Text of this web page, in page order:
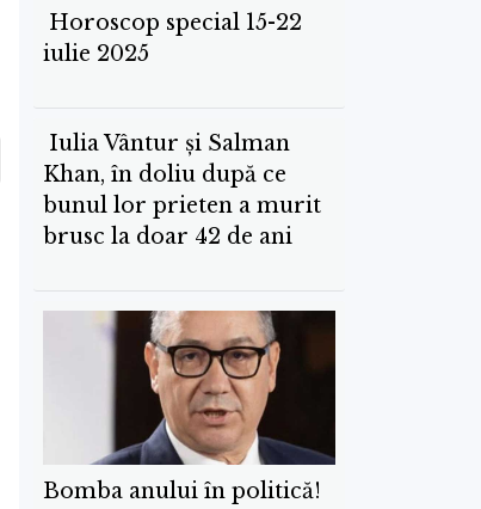
Horoscop special 15-22
iulie 2025
Iulia Vântur și Salman
Khan, în doliu după ce
bunul lor prieten a murit
brusc la doar 42 de ani
Bomba anului în politică!